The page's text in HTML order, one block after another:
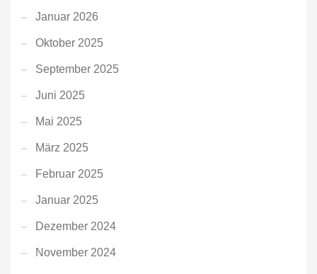
Januar 2026
Oktober 2025
September 2025
Juni 2025
Mai 2025
März 2025
Februar 2025
Januar 2025
Dezember 2024
November 2024